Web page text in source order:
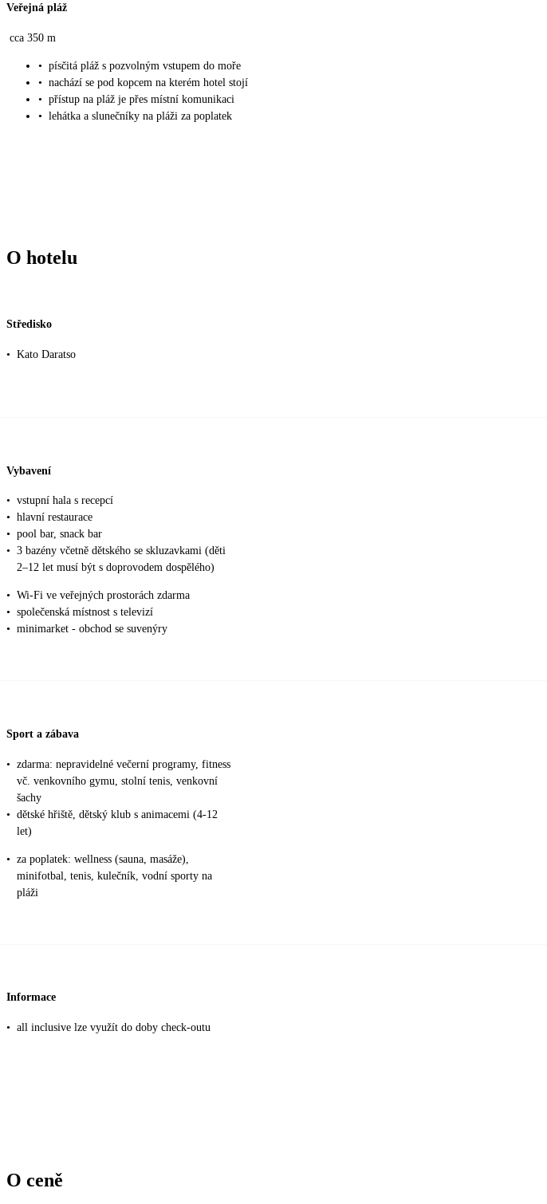
Veřejná pláž
cca 350 m
• písčitá pláž s pozvolným vstupem do moře
• nachází se pod kopcem na kterém hotel stojí
• přístup na pláž je přes místní komunikaci
• lehátka a slunečníky na pláži za poplatek
O hotelu
Středisko
• Kato Daratso
Vybavení
• vstupní hala s recepcí
• hlavní restaurace
• pool bar, snack bar
• 3 bazény včetně dětského se skluzavkami (děti
2–12 let musí být s doprovodem dospělého)
• Wi-Fi ve veřejných prostorách zdarma
• společenská místnost s televizí
• minimarket - obchod se suvenýry
Sport a zábava
• zdarma: nepravidelné večerní programy, fitness
vč. venkovního gymu, stolní tenis, venkovní
šachy
• dětské hřiště, dětský klub s animacemi (4-12
let)
• za poplatek: wellness (sauna, masáže),
minifotbal, tenis, kulečník, vodní sporty na
pláži
Informace
• all inclusive lze využít do doby check-outu
O ceně